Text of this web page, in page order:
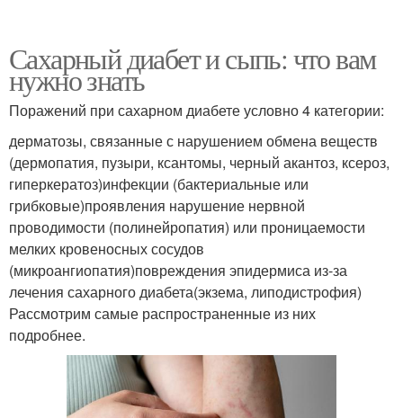
Сахарный диабет и сыпь: что вам
нужно знать
Поражений при сахарном диабете условно 4 категории:
дерматозы, связанные с нарушением обмена веществ
(дермопатия, пузыри, ксантомы, черный акантоз, ксероз,
гиперкератоз)инфекции (бактериальные или
грибковые)проявления нарушение нервной
проводимости (полинейропатия) или проницаемости
мелких кровеносных сосудов
(микроангиопатия)повреждения эпидермиса из-за
лечения сахарного диабета(экзема, липодистрофия)
Рассмотрим самые распространенные из них
подробнее.